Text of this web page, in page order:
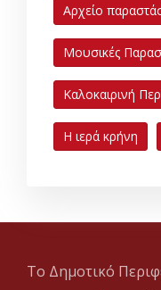
Αρχείο
Μουσικές
Καλοκαιρινή
Η ιερά κρήνη
Το Δημοτικό